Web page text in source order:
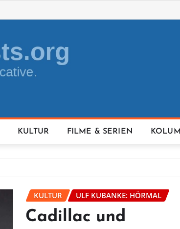
KULTUR FILME & SERIEN
KULTUR ULF KUBANKE: HÖRMAL
Cadillac und